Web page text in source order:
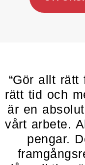
“Gör allt
rätt tid och
är en
vårt arbete.
pengar.